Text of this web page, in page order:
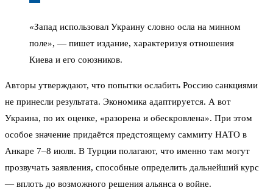
«Запад использовал Украину словно осла на минном
поле», — пишет издание, характеризуя отношения
Киева и его союзников.
Авторы утверждают, что попытки ослабить Россию санкциями
не принесли результата. Экономика адаптируется. А вот
Украина, по их оценке, «разорена и обескровлена». При этом
особое значение придаётся предстоящему саммиту НАТО в
Анкаре 7–8 июля. В Турции полагают, что именно там могут
прозвучать заявления, способные определить дальнейший курс
— вплоть до возможного решения альянса о войне.